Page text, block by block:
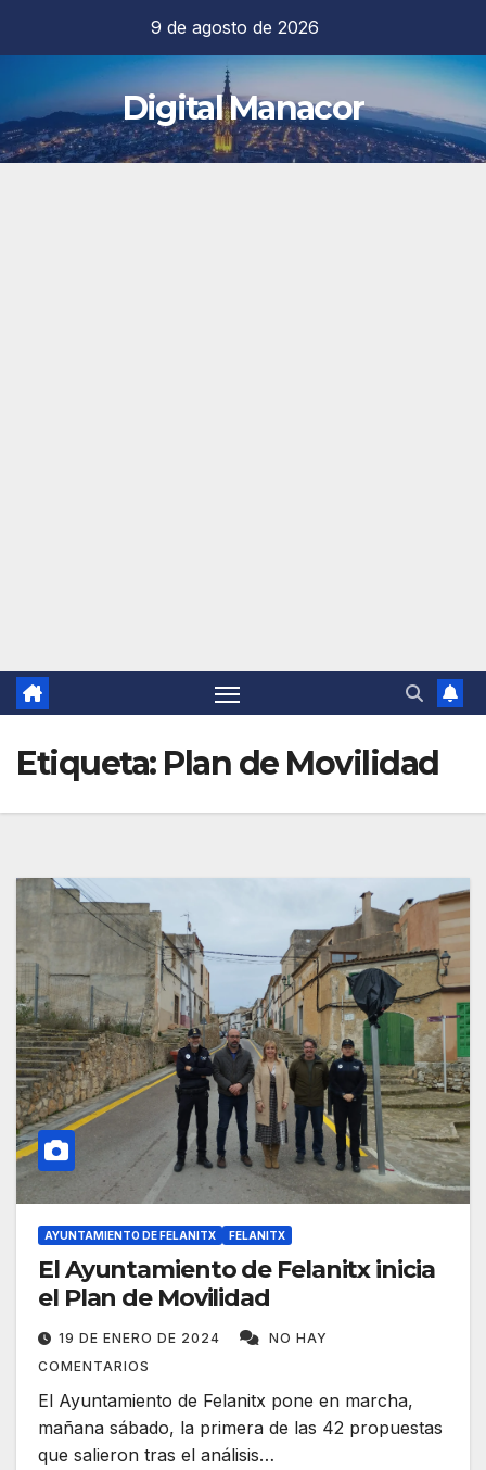
contenido
9 de agosto de 2026
Digital Manacor
Etiqueta: Plan de Movilidad
AYUNTAMIENTO DE FELANITX FELANITX
El Ayuntamiento de Felanitx inicia
el Plan de Movilidad
19 DE ENERO DE 2024
NO HAY
COMENTARIOS
El Ayuntamiento de Felanitx pone en marcha,
mañana sábado, la primera de las 42 propuestas
que salieron tras el análisis…